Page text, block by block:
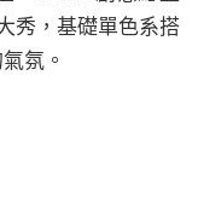
秀，基礎單色系搭
氛。